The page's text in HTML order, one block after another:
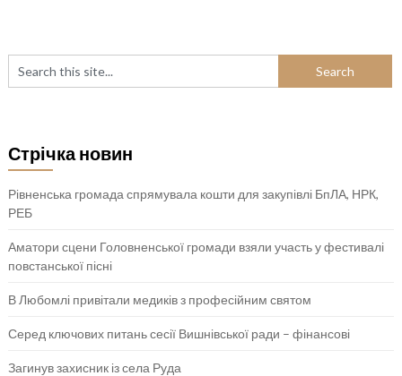
Стрічка новин
Рівненська громада спрямувала кошти для закупівлі БпЛА, НРК,
РЕБ
Аматори сцени Головненської громади взяли участь у фестивалі
повстанської пісні
В Любомлі привітали медиків з професійним святом
Серед ключових питань сесії Вишнівської ради – фінансові
Загинув захисник із села Руда